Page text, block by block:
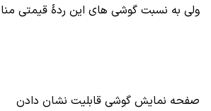
ولی به نسبت گوشی های این ردۀ قیمتی
صفحه نمایش گوشی قابلیت نشان دادن